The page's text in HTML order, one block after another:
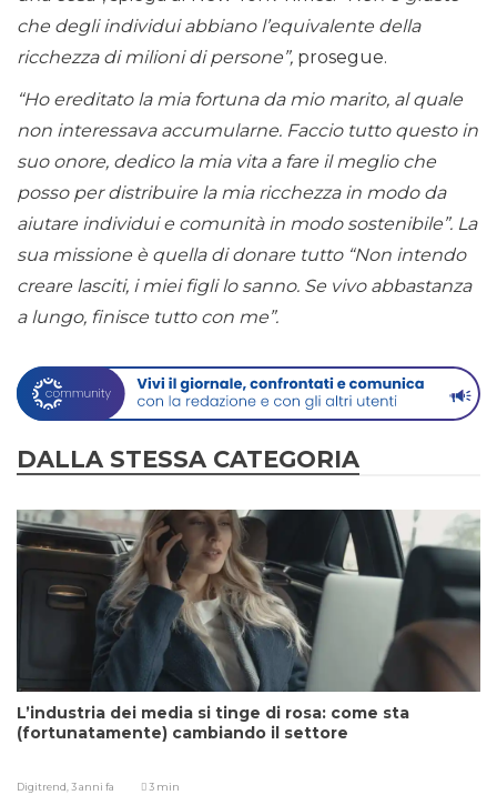
che degli individui abbiano l’equivalente della
ricchezza di milioni di persone”, prosegue.
“Ho ereditato la mia fortuna da mio marito, al quale
non interessava accumularne. Faccio tutto questo in
suo onore, dedico la mia vita a fare il meglio che
posso per distribuire la mia ricchezza in modo da
aiutare individui e comunità in modo sostenibile”. La
sua missione è quella di donare tutto “Non intendo
creare lasciti, i miei figli lo sanno. Se vivo abbastanza
a lungo, finisce tutto con me”.
DALLA STESSA CATEGORIA
L’industria dei media si tinge di rosa: come sta
(fortunatamente) cambiando il settore
Digitrend,3 anni fa 3 min